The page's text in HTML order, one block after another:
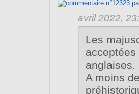
avril 2022,
Les
anglaises.
A moins